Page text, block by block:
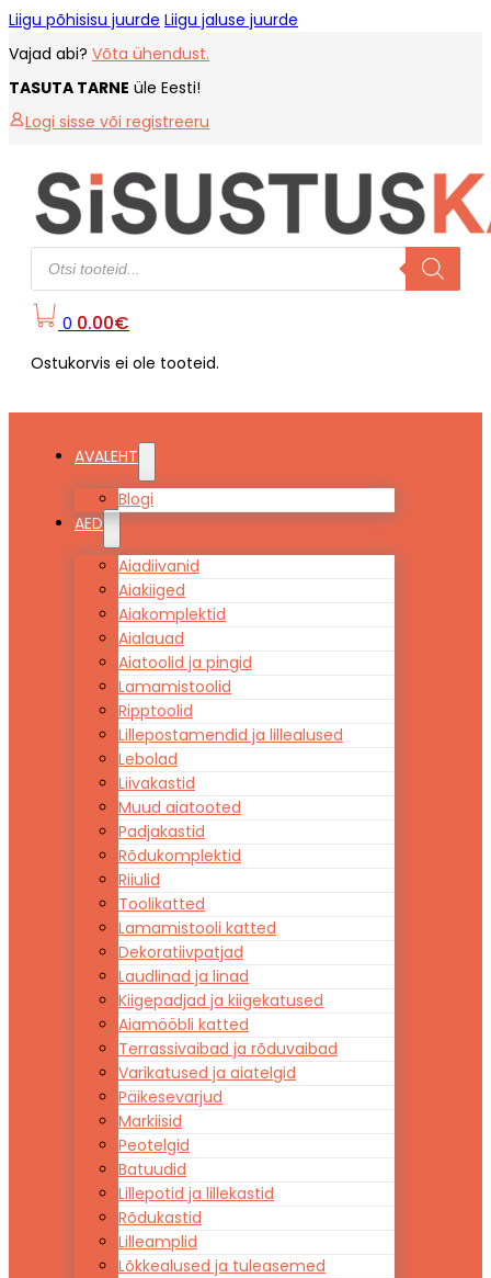
Liigu põhisisu juurde Liigu jaluse juurde
Vajad abi? Võta ühendust.
TASUTA TARNE üle Eesti!
Logi sisse või registreeru
Products
search
0 0.00€
Ostukorvis ei ole tooteid.
AVALEHT
Blogi
AED
Aiadiivanid
Aiakiiged
Aiakomplektid
Aialauad
Aiatoolid ja pingid
Lamamistoolid
Ripptoolid
Lillepostamendid ja lillealused
Lebolad
Liivakastid
Muud aiatooted
Padjakastid
Rõdukomplektid
Riiulid
Toolikatted
Lamamistooli katted
Dekoratiivpatjad
Laudlinad ja linad
Kiigepadjad ja kiigekatused
Aiamööbli katted
Terrassivaibad ja rõduvaibad
Varikatused ja aiatelgid
Päikesevarjud
Markiisid
Peotelgid
Batuudid
Lillepotid ja lillekastid
Rõdukastid
Lilleamplid
Lõkkealused ja tuleasemed